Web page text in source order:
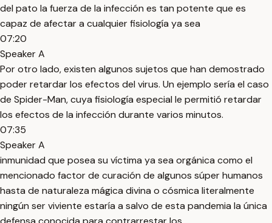
del pato la fuerza de la infección es tan potente que es
capaz de afectar a cualquier fisiología ya sea
07:20
Speaker A
Por otro lado, existen algunos sujetos que han demostrado
poder retardar los efectos del virus. Un ejemplo sería el caso
de Spider-Man, cuya fisiología especial le permitió retardar
los efectos de la infección durante varios minutos.
07:35
Speaker A
inmunidad que posea su víctima ya sea orgánica como el
mencionado factor de curación de algunos súper humanos
hasta de naturaleza mágica divina o cósmica literalmente
ningún ser viviente estaría a salvo de esta pandemia la única